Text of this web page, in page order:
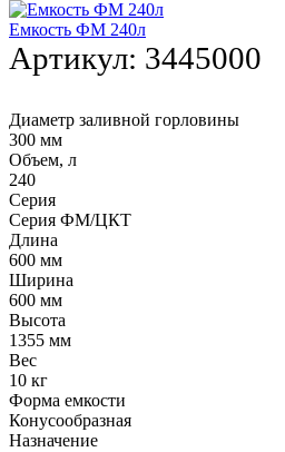
Емкость ФМ 240л
Артикул: 3445000
Диаметр заливной горловины
300 мм
Объем, л
240
Серия
Серия ФМ/ЦКТ
Длина
600 мм
Ширина
600 мм
Высота
1355 мм
Вес
10 кг
Форма емкости
Конусообразная
Назначение